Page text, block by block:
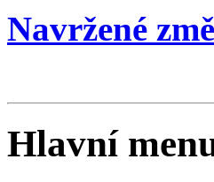
Navržené
Hlavní